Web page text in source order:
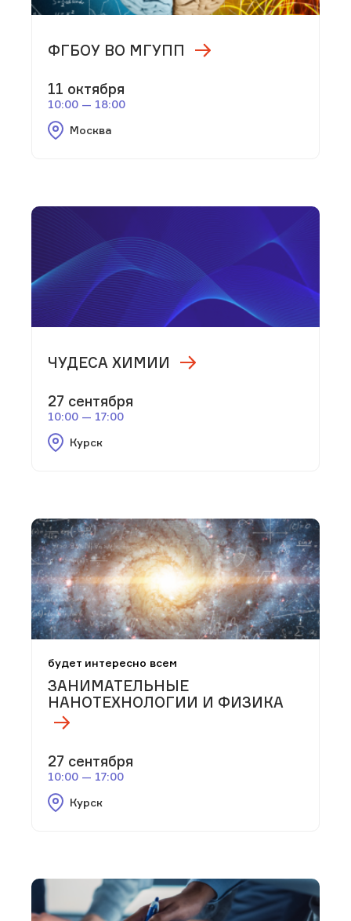
ФГБОУ ВО МГУПП
11 октября
10:00 — 18:00
Москва
ЧУДЕСА ХИМИИ
27 сентября
10:00 — 17:00
Курск
будет интересно всем
ЗАНИМАТЕЛЬНЫЕ
НАНОТЕХНОЛОГИИ И ФИЗИКА
27 сентября
10:00 — 17:00
Курск